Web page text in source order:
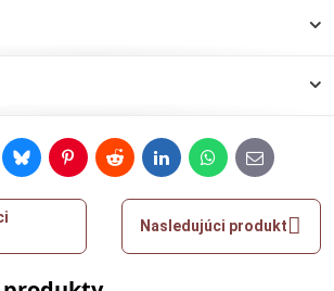
BlueskyPinterestRedditLinkedInWhatsApp
E-
mail
Nasledujúci produkt